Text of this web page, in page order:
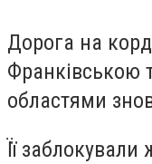
Дорога на
Франківською
областями
Її заблокували